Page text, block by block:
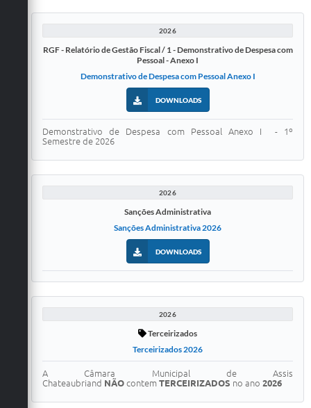
2026
RGF - Relatório de Gestão Fiscal / 1 - Demonstrativo de Despesa com
Pessoal - Anexo I
Demonstrativo de Despesa com Pessoal Anexo I
DOWNLOADS
Demonstrativo de Despesa com Pessoal Anexo I - 1º
Semestre de 2026
2026
Sanções Administrativa
Sanções Administrativa 2026
DOWNLOADS
2026
Terceirizados
Terceirizados 2026
A Câmara Municipal de Assis
Chateaubriand NÃO contem TERCEIRIZADOS no ano 2026